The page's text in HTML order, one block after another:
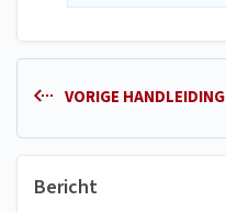
VORIGE HANDLEIDING
Bericht